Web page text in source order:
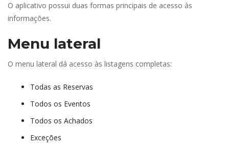
O aplicativo possui duas formas principais de acesso às
informações.
Menu lateral
O menu lateral dá acesso às listagens completas:
Todas as Reserva
Todos os Evento
Todos os Achado
Exceçõe